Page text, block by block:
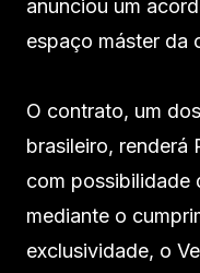
anunciou um
espaço máster da
O contrato, um
brasileiro, renderá
com possibilidade
mediante o
exclusividade, o